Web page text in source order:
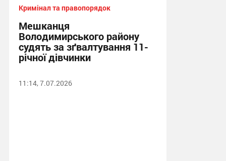
Кримінал та правопорядок
Мешканця
Володимирського району
судять за зґвалтування 11-
річної дівчинки
11:14, 7.07.2026